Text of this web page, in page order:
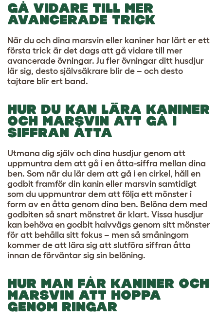
GÅ VIDARE TILL MER
AVANCERADE TRICK
När du och dina marsvin eller kaniner har lärt er ett
första trick är det dags att gå vidare till mer
avancerade övningar. Ju fler övningar ditt husdjur
lär sig, desto självsäkrare blir de – och desto
tajtare blir ert band.
HUR DU KAN LÄRA KANINER
OCH MARSVIN ATT GÅ I
SIFFRAN ÅTTA
Utmana dig själv och dina husdjur genom att
uppmuntra dem att gå i en åtta-siffra mellan dina
ben. Som när du lär dem att gå i en cirkel, håll en
godbit framför din kanin eller marsvin samtidigt
som du uppmuntrar dem att följa ett mönster i
form av en åtta genom dina ben. Belöna dem med
godbiten så snart mönstret är klart. Vissa husdjur
kan behöva en godbit halvvägs genom sitt mönster
för att behålla sitt fokus – men så småningom
kommer de att lära sig att slutföra siffran åtta
innan de förväntar sig sin belöning.
HUR MAN FÅR KANINER OCH
MARSVIN ATT HOPPA
GENOM RINGAR